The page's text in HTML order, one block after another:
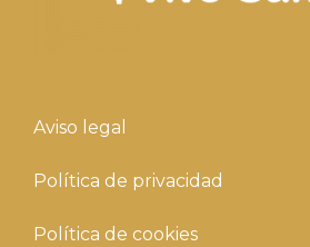
Aviso legal
Política de privacidad
Política de cookies